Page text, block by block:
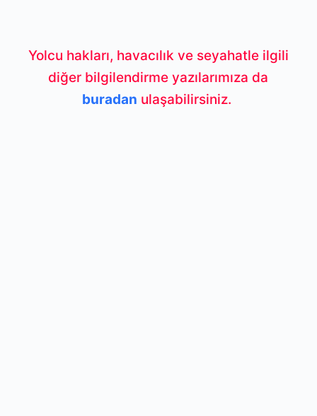
Yolcu hakları, havacılık ve seyahatle ilgili
diğer bilgilendirme yazılarımıza da
buradan ulaşabilirsiniz.